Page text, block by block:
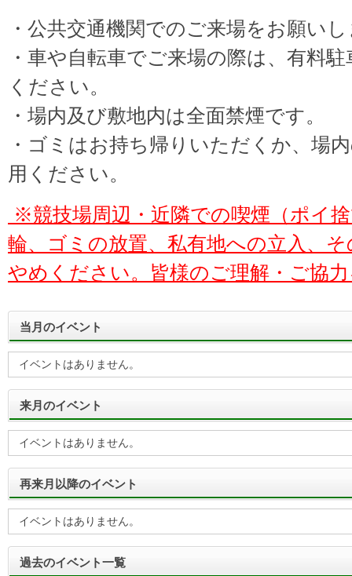
・公共交通機関でのご来場をお願い
・車や自転車でご来場の際は、有料
ください。
・場内及び敷地内は全面禁煙です。
・ゴミはお持ち帰りいただくか、場
用ください。
※競技場周辺・近隣での喫煙（ポイ
輪、ゴミの放置、私有地への立入、
やめください。皆様のご理解・ご協
当月のイベント
イベントはありません。
来月のイベント
イベントはありません。
再来月以降のイベント
イベントはありません。
過去のイベント一覧